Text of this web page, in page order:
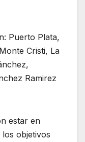
Puerto Plata,
Cristi, La
Ramirez
estar en
objetivos